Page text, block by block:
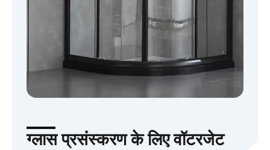
ग्लास प्रसंस्करण के लिए वॉटरजेट